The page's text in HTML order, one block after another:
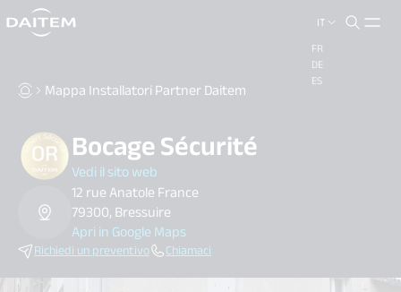
IT
FR
DE
ES
Mappa Installatori Partner Daitem
Bocage Sécurité
Vedi il sito web
12 rue Anatole France
79300, Bressuire
Apri in Google Maps
Richiedi un preventivo Chiamaci